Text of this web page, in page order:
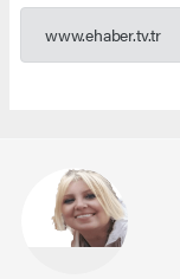
www.ehaber.tv.tr